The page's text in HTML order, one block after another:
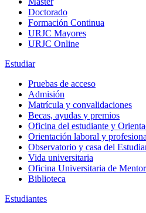
Doctorado
Formación Continua
URJC Mayores
URJC Online
Estudiar
Pruebas de acceso
Admisión
Matrícula y convalidaciones
Becas, ayudas y premios
Oficina del estudiante y
Orientación laboral y
Observatorio y casa del
Vida universitaria
Oficina Universitaria de
Biblioteca
Estudiantes